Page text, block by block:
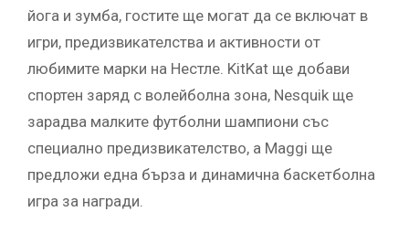
йога и зумба, гостите ще могат да се включат в
игри, предизвикателства и активности от
любимите марки на Нестле. KitKat ще добави
спортен заряд с волейболна зона, Nesquik ще
зарадва малките футболни шампиони със
специално предизвикателство, а Maggi ще
предложи една бърза и динамична баскетболна
игра за награди.